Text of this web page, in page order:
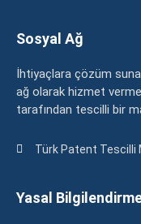
Sosyal Ağ
İhtiyaçlara çözüm
ağ olarak hizmet
tarafından tescilli bir
Türk Patent Tescilli
Yasal